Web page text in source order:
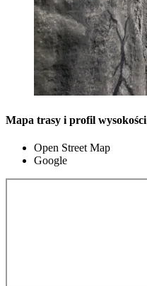
Mapa trasy i profil wysokości
Open Street Map
Google